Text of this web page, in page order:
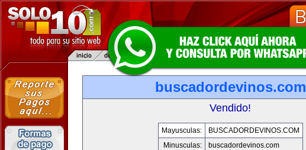
buscadordevinos.com
Vendido!
Mayusculas:
BUSCADORDEVINOS.COM
Minusculas:
buscadordevinos.com